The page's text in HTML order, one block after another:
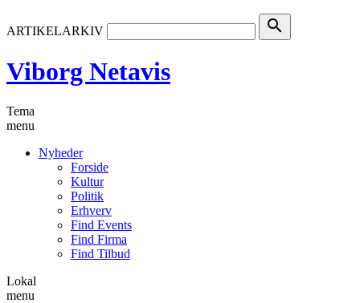
ARTIKELARKIV search
Viborg Netavis
Tema
menu
Nyheder
Forside
Kultur
Politik
Erhverv
Find Events
Find Firma
Find Tilbud
Lokal
menu